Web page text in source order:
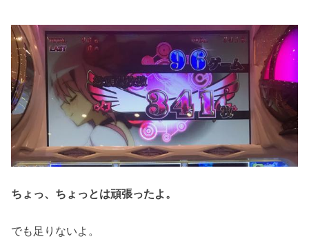
ちょっ、ちょっとは頑張ったよ。
でも足りないよ。